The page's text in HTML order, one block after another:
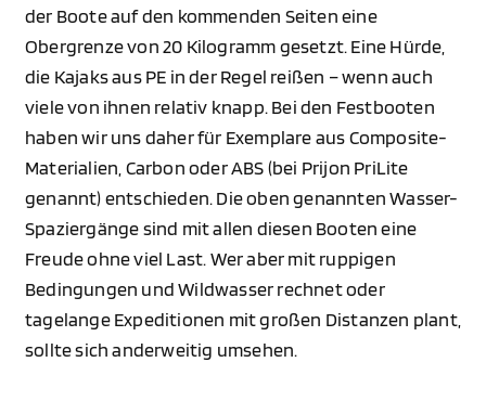
der Boote auf den kommenden Seiten eine
Obergrenze von 20 Kilogramm gesetzt. Eine Hürde,
die Kajaks aus PE in der Regel reißen – wenn auch
viele von ihnen relativ knapp. Bei den Festbooten
haben wir uns daher für Exemplare aus Composite-
Materialien, Carbon oder ABS (bei Prijon PriLite
genannt) entschieden. Die oben genannten Wasser-
Spaziergänge sind mit allen diesen Booten eine
Freude ohne viel Last. Wer aber mit ruppigen
Bedingungen und Wildwasser rechnet oder
tagelange Expeditionen mit großen Distanzen plant,
sollte sich anderweitig umsehen.